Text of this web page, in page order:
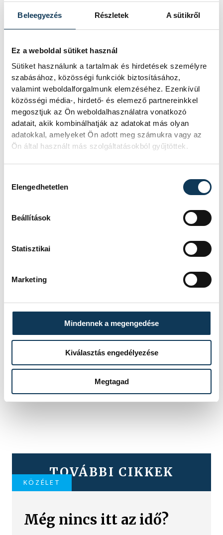
Beleegyezés Részletek A sütikről
Ez a weboldal sütiket használ
Sütiket használunk a tartalmak és hirdetések személyre
szabásához, közösségi funkciók biztosításához,
valamint weboldalforgalmunk elemzéséhez. Ezenkívül
közösségi média-, hirdető- és elemező partnereinkkel
megosztjuk az Ön weboldalhasználatra vonatkozó
adatait, akik kombinálhatják az adatokat más olyan
adatokkal, amelyeket Ön adott meg számukra vagy az
Ön által használt más szolgáltatásokból gyűjtöttek.
Elengedhetetlen
Beállítások
Statisztikai
Marketing
Mindennek a megengedése
Kiválasztás engedélyezése
Megtagad
közélet
zászlósfarkú kolobusz
vehir.hu
FOTÓS
Bálint
TOVÁBBI CIKKEK
KÖZÉLET
Még nincs itt az idő?